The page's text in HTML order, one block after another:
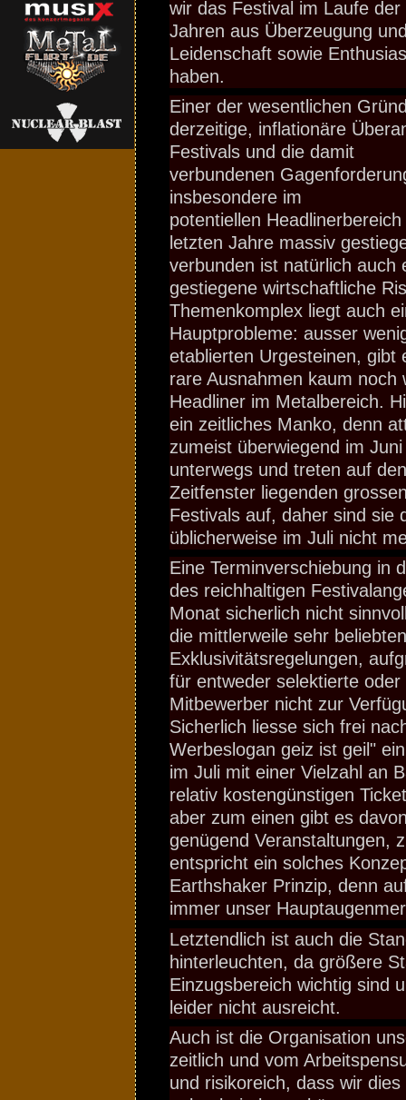
wir das Festival im Laufe
Jahren aus Überzeugung
Leidenschaft sowie
haben.
Einer der wesentlichen
derzeitige, inflationäre
Festivals und die damit
verbundenen
insbesondere im
potentiellen
letzten Jahre massiv
verbunden ist natürlich auch
gestiegene wirtschaftliche
Themenkomplex liegt auch
Hauptprobleme: ausser
etablierten Urgesteinen, gibt
rare Ausnahmen kaum noch
Headliner im Metalbereich.
ein zeitliches Manko, denn
zumeist überwiegend im
unterwegs und treten auf
Zeitfenster liegenden
Festivals auf, daher sind sie
üblicherweise im Juli nicht
Eine Terminverschiebung in
des reichhaltigen
Monat sicherlich nicht
die mittlerweile sehr beliebten
Exklusivitätsregelungen,
für entweder selektierte
Mitbewerber nicht zur
Sicherlich liesse sich frei
Werbeslogan geiz ist geil"
im Juli mit einer Vielzahl an
relativ kostengünstigen
aber zum einen gibt es
genügend Veranstaltungen,
entspricht ein solches
Earthshaker Prinzip, denn
immer unser
Letztendlich ist auch die
hinterleuchten, da größere
Einzugsbereich wichtig sind
leider nicht ausreicht.
Auch ist die Organisation
zeitlich und vom
und risikoreich, dass wir